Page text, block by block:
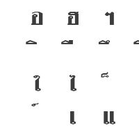
อ
ฮ ฯ
ใ
ไ
เ
แ